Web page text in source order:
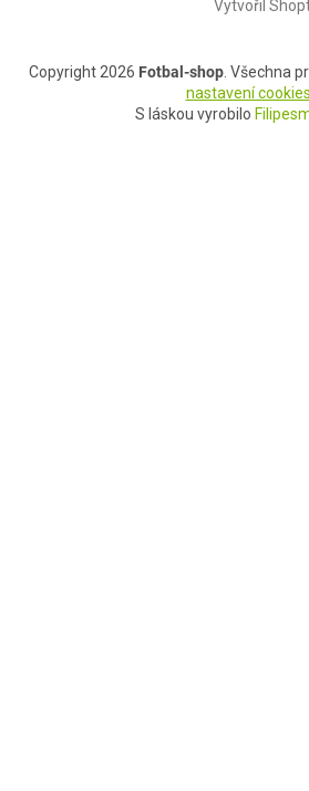
Vytvořil
Copyright 2026 Fotbal-shop. Všechna
nastavení cookies
S láskou vyrobilo